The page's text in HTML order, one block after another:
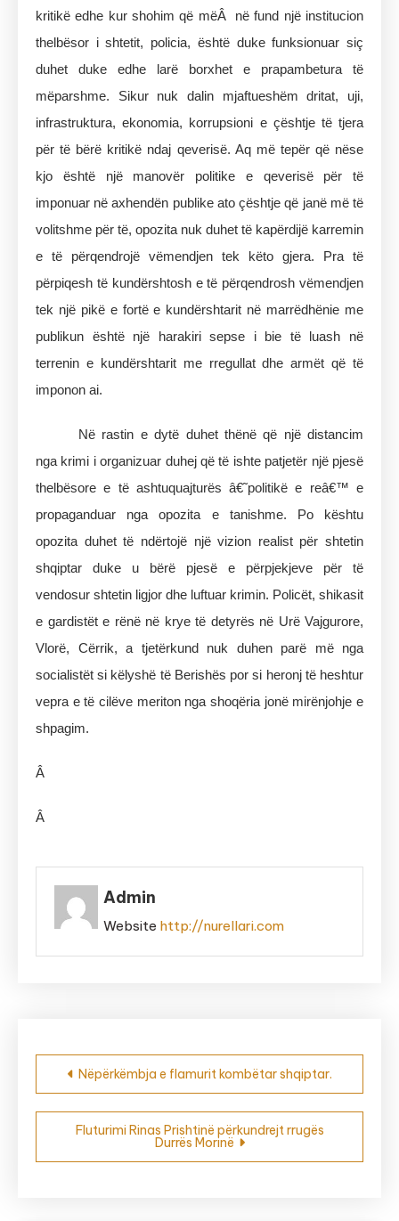
kritikë edhe kur shohim që mëÂ në fund një institucion
thelbësor i shtetit, policia, është duke funksionuar siç
duhet duke edhe larë borxhet e prapambetura të
mëparshme. Sikur nuk dalin mjaftueshëm dritat, uji,
infrastruktura, ekonomia, korrupsioni e çështje të tjera
për të bërë kritikë ndaj qeverisë. Aq më tepër që nëse
kjo është një manovër politike e qeverisë për të
imponuar në axhendën publike ato çështje që janë më të
volitshme për të, opozita nuk duhet të kapërdijë karremin
e të përqendrojë vëmendjen tek këto gjera. Pra të
përpiqesh të kundërshtosh e të përqendrosh vëmendjen
tek një pikë e fortë e kundërshtarit në marrëdhënie me
publikun është një harakiri sepse i bie të luash në
terrenin e kundërshtarit me rregullat dhe armët që të
imponon ai.
Në rastin e dytë duhet thënë që një distancim
nga krimi i organizuar duhej që të ishte patjetër një pjesë
thelbësore e të ashtuquajturës â€˜politikë e reâ€™ e
propaganduar nga opozita e tanishme. Po kështu
opozita duhet të ndërtojë një vizion realist për shtetin
shqiptar duke u bërë pjesë e përpjekjeve për të
vendosur shtetin ligjor dhe luftuar krimin. Policët, shikasit
e gardistët e rënë në krye të detyrës në Urë Vajgurore,
Vlorë, Cërrik, a tjetërkund nuk duhen parë më nga
socialistët si këlyshë të Berishës por si heronj të heshtur
vepra e të cilëve meriton nga shoqëria jonë mirënjohje e
shpagim.
Â
Â
Admin
Website http://nurellari.com
Post
navigation
Nëpërkëmbja e flamurit kombëtar shqiptar.
Fluturimi Rinas Prishtinë përkundrejt rrugës
Durrës Morinë